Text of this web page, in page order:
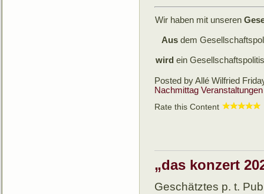
Wir haben mit unseren
Ausdem
wird ein
Posted by Allé Wilfried
Nachmittag Veranstaltungen
Rate this Content
„das konzert
Geschätztes p. t.